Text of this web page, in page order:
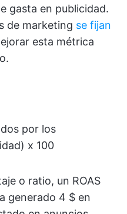
gasta en publicidad.
de marketing se fijan
esta métrica
por los
x 100
o ratio, un ROAS
generado 4 $ en